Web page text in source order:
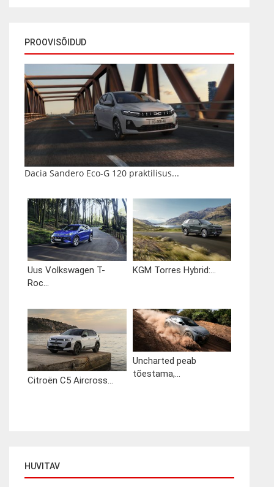
PROOVISÕIDUD
Dacia Sandero Eco-G 120 praktilisus...
Uus Volkswagen T-
Roc...
KGM Torres Hybrid:...
Citroën C5 Aircross...
Uncharted peab
tõestama,...
HUVITAV